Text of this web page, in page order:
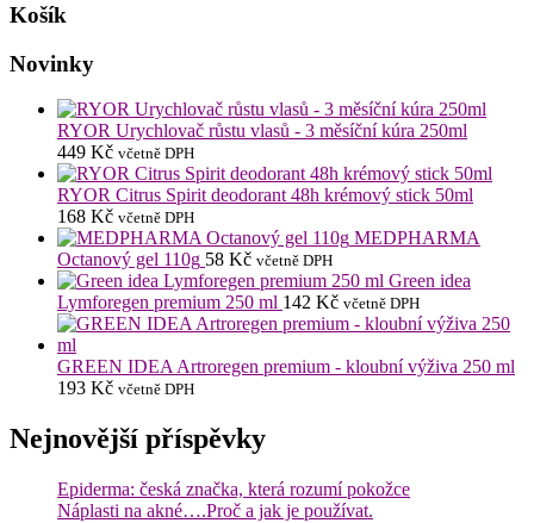
Košík
Novinky
RYOR Urychlovač růstu vlasů - 3 měsíční kúra 250ml
449 Kč včetně DPH
RYOR Citrus Spirit deodorant 48h krémový stick 50ml
168 Kč včetně DPH
MEDPHARMA
Octanový gel 110g 58 Kč včetně DPH
Green idea
Lymforegen premium 250 ml 142 Kč včetně DPH
GREEN IDEA Artroregen premium - kloubní výživa 250 ml
193 Kč včetně DPH
Nejnovější příspěvky
Epiderma: česká značka, která rozumí pokožce
Náplasti na akné….Proč a jak je používat.